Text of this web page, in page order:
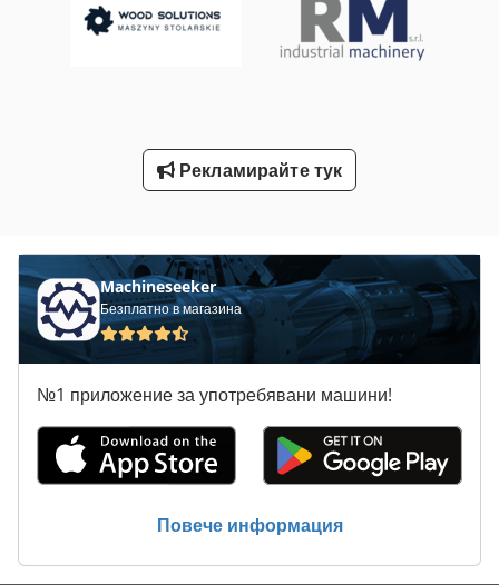
Транспортни Системи
Рекламирайте тук
Machineseeker
Безплатно в магазина
№1 приложение за употребявани машини!
Повече информация